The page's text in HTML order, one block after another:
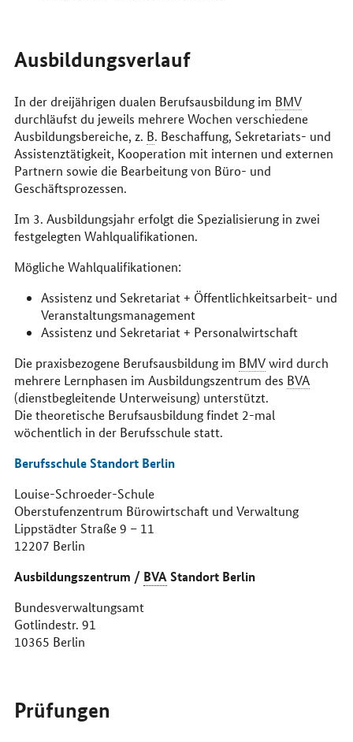
Ausbildungsverlauf
In der dreijährigen dualen Berufsausbildung im BMV
durchläufst du jeweils mehrere Wochen verschiedene
Ausbildungsbereiche, z. B. Beschaffung, Sekretariats- und
Assistenztätigkeit, Kooperation mit internen und externen
Partnern sowie die Bearbeitung von Büro- und
Geschäftsprozessen.
Im 3. Ausbildungsjahr erfolgt die Spezialisierung in zwei
festgelegten Wahlqualifikationen.
Mögliche Wahlqualifikationen:
Assistenz und Sekretariat + Öffentlichkeitsarbeit- und
Veranstaltungsmanagement
Assistenz und Sekretariat + Personalwirtschaft
Die praxisbezogene Berufsausbildung im BMVwird durch
mehrere Lernphasen im Ausbildungszentrum des BVA
(dienstbegleitende Unterweisung) unterstützt.
Die theoretische Berufsausbildung findet 2-mal
wöchentlich in der Berufsschule statt.
Berufsschule Standort Berlin
Louise-Schroeder-Schule
Oberstufenzentrum Bürowirtschaft und Verwaltung
Lippstädter Straße 9 – 11
12207 Berlin
Ausbildungszentrum / BVAStandort Berlin
Bundesverwaltungsamt
Gotlindestr. 91
10365 Berlin
Prüfungen